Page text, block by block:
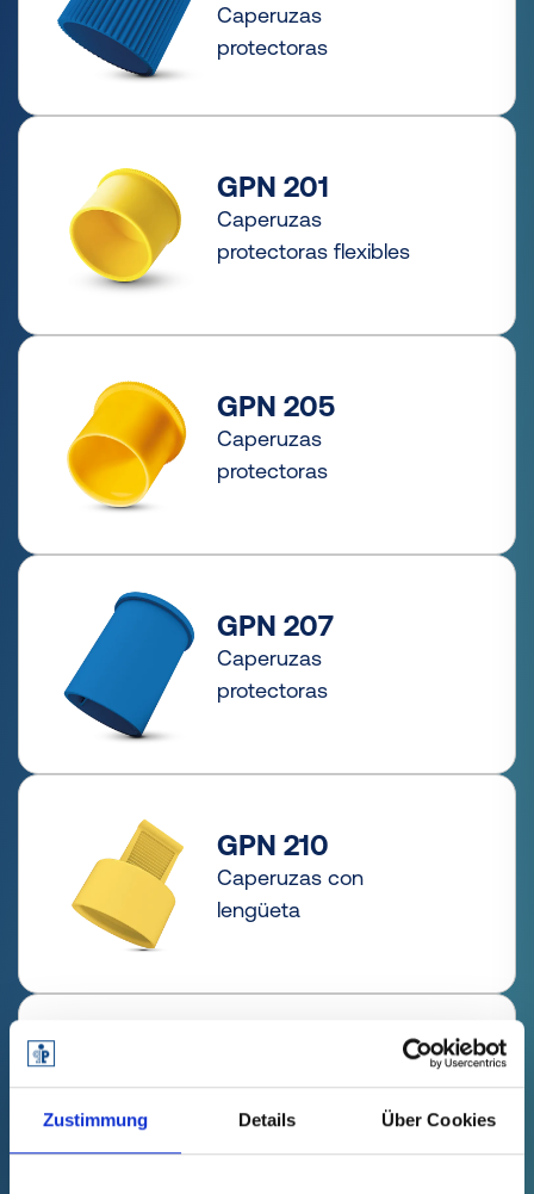
Zustimmung Details Über Cookies
Caperuzas
protectoras
GPN 201
Caperuzas
protectoras flexibles
GPN 205
Caperuzas
protectoras
GPN 207
Caperuzas
protectoras
GPN 210
Caperuzas con
lengüeta
GPN 211
Caperuzas flexibles